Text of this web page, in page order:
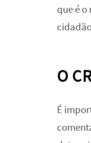
que é
O
É